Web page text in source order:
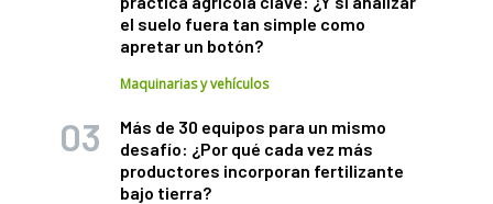
el suelo fuera tan simple como
apretar un botón?
Maquinarias y vehículos
Más de 30 equipos para un mismo
desafío: ¿Por qué cada vez más
productores incorporan fertilizante
bajo tierra?